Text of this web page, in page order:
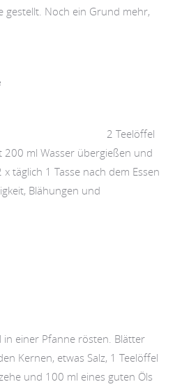
gestellt. Noch ein Grund mehr,
2 Teelöffel
ml Wasser übergießen und
täglich 1 Tasse nach dem Essen
Blähungen und
einer Pfanne rösten. Blätter
Kernen, etwas Salz, 1 Teelöffel
und 100 ml eines guten Öls